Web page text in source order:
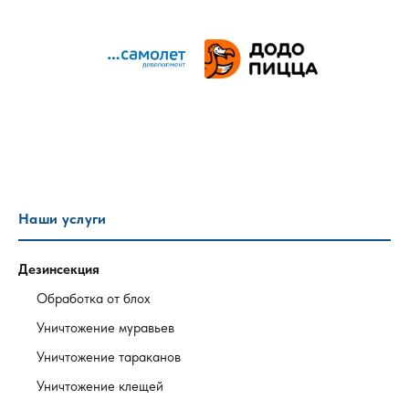
Наши услуги
Дезинсекция
Обработка от блох
Уничтожение муравьев
Уничтожение тараканов
Уничтожение клещей